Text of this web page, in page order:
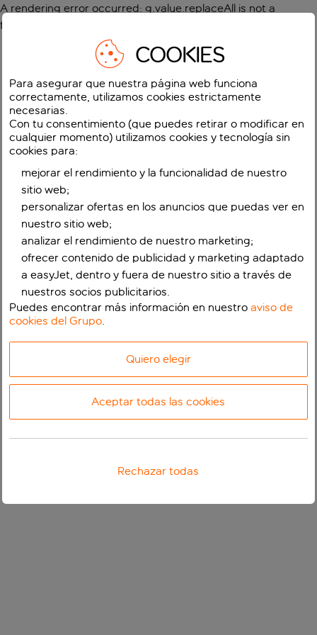
A rendering error occurred: g.value.replaceAll is not a
function
COOKIES
Para asegurar que nuestra página web funciona
correctamente, utilizamos cookies estrictamente
necesarias.
Con tu consentimiento (que puedes retirar o modificar en
cualquier momento) utilizamos cookies y tecnología sin
cookies para:
mejorar el rendimiento y la funcionalidad de nuestro
sitio web;
personalizar ofertas en los anuncios que puedas ver en
nuestro sitio web;
analizar el rendimiento de nuestro marketing;
ofrecer contenido de publicidad y marketing adaptado
a easyJet, dentro y fuera de nuestro sitio a través de
nuestros socios publicitarios.
Puedes encontrar más información en nuestroaviso de
cookies del Grupo.
Quiero elegir
Aceptar todas las cookies
Rechazar todas